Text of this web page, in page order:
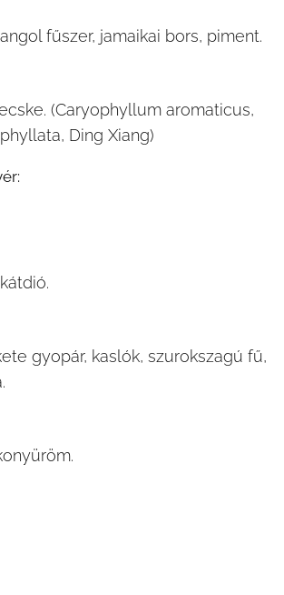
fűszer, jamaikai bors, piment.
(Caryophyllum aromaticus,
Ding Xiang)
gyopár, kaslók, szurokszagú fű,